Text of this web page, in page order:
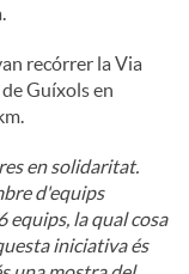
recórrer la Via
Guíxols en
en solidaritat.
d'equips
la qual cosa
iniciativa és